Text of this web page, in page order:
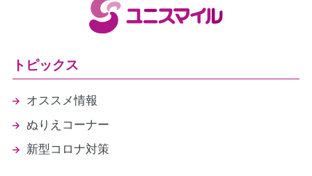
トピックス
オススメ情報
ぬりえコーナー
新型コロナ対策